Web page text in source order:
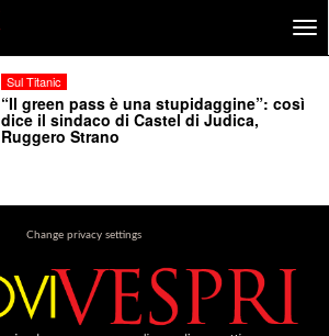
Sul Titanic
“Il green pass è una stupidaggine”: così
dice il sindaco di Castel di Judica,
Ruggero Strano
Change privacy settings